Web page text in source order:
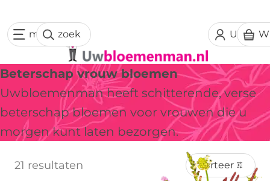
Uw
menuzoek
Beterschap vrouw bloemen
Uwbloemenman heeft schitterende, verse
beterschap bloemen voor vrouwen die u
morgen kunt laten bezorgen.
21 resultaten Sorteer